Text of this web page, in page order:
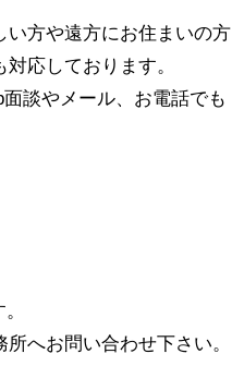
い方や遠方にお住まいの方
応しております。
談やメール、お電話でも
へお問い合わせ下さい。